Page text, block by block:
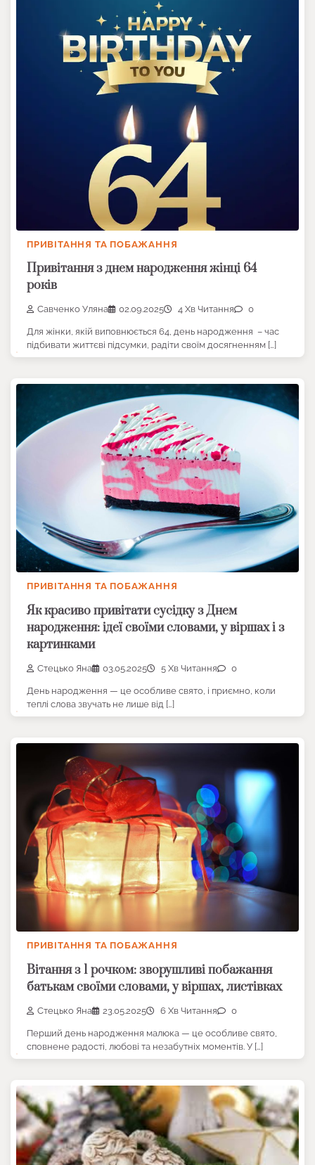
ПРИВІТАННЯ ТА ПОБАЖАННЯ
Привітання з днем народження жінці 64
років
Савченко Уляна 02.09.2025 4 Хв Читання 0
Для жінки, якій виповнюється 64, день народження – час
підбивати життєві підсумки, радіти своїм досягненням […]
ПРИВІТАННЯ ТА ПОБАЖАННЯ
Як красиво привітати сусідку з Днем
народження: ідеї своїми словами, у віршах і з
картинками
Стецько Яна 03.05.2025 5 Хв Читання 0
День народження — це особливе свято, і приємно, коли
теплі слова звучать не лише від […]
ПРИВІТАННЯ ТА ПОБАЖАННЯ
Вітання з 1 рочком: зворушливі побажання
батькам своїми словами, у віршах, листівках
Стецько Яна 23.05.2025 6 Хв Читання 0
Перший день народження малюка — це особливе свято,
сповнене радості, любові та незабутніх моментів. У […]